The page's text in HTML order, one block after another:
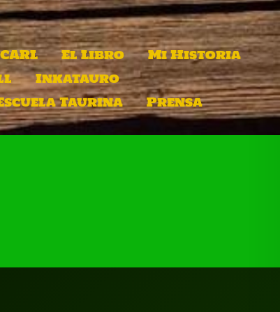
El Libro
Mi Historia
Inkatauro
Taurina
Prensa